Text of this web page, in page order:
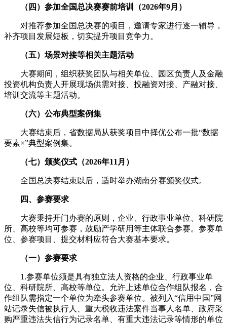
（四）参加全国总决赛赛前培训（2026年9月）
对推荐参加全国总决赛的项目，邀请专家进行逐一辅导，
补齐项目发展短板，切实提升项目竞争力。
（五）场景对接等相关主题活动
大赛期间，组织获奖团队与相关单位、园区负责人及金融
投资机构负责人开展现场供需对接、投融资对接、产融对接、
培训交流等主题活动。
（六）公布典型案例集
大赛结束后，省数据局从获奖项目中择优公布一批“数据
要素×”典型案例集。
（七）颁奖仪式（2026年11月）
全国总决赛结束以后，适时举办湖南分赛颁奖仪式。
四、参赛要求
大赛秉持开门办赛的原则，企业、行政事业单位、科研院
所、高校等均可参赛，鼓励产学研用等主体联合参赛。参赛单
位、参赛项目、提交材料应符合大赛基本要求。
（一）参赛要求
1.参赛单位须是具有独立法人资格的企业、行政事业单
位、科研院所、高校等单位。允许上述单位合作组队报名，合
作组队需指定一个单位为牵头参赛单位。被列入“信用中国”网
站记录失信被执行人、重大税收违法案件当事人名单、政府采
购严重违法失信行为记录名单、有重大违法记录等情形的单位